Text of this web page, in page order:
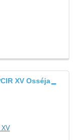
XV Osséja